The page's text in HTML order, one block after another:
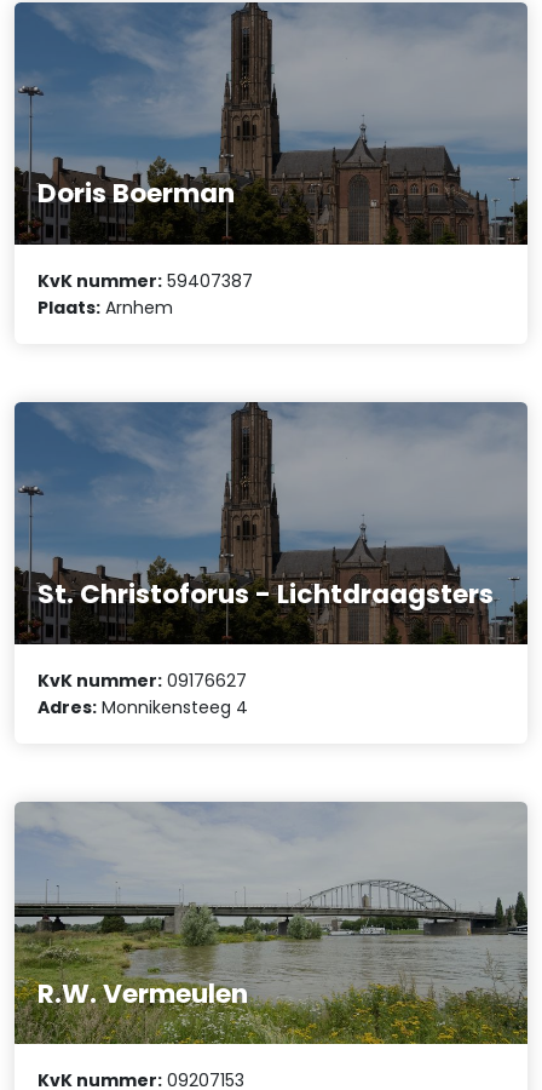
Doris Boerman
KvK nummer: 59407387
Plaats: Arnhem
St. Christoforus - Lichtdraagsters
KvK nummer: 09176627
Adres: Monnikensteeg 4
R.W. Vermeulen
KvK nummer: 09207153